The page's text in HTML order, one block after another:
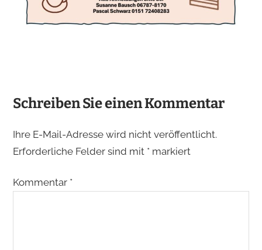
Schreiben Sie einen Kommentar
Ihre E-Mail-Adresse wird nicht veröffentlicht.
Erforderliche Felder sind mit *markiert
Kommentar *